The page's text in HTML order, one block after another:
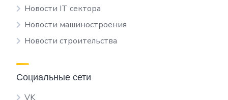
Новости IT сектора
Новости машиностроения
Новости строительства
Социальные сети
VK